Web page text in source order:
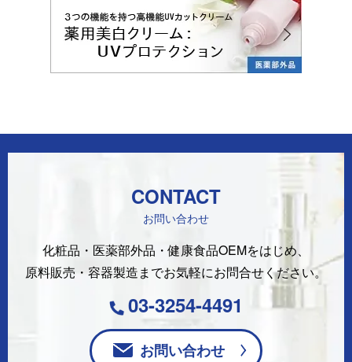
CONTACT
お問い合わせ
化粧品・医薬部外品・健康食品OEMをはじめ、
原料販売・容器製造までお気軽にお問合せください。
03-3254-4491
お問い合わせ